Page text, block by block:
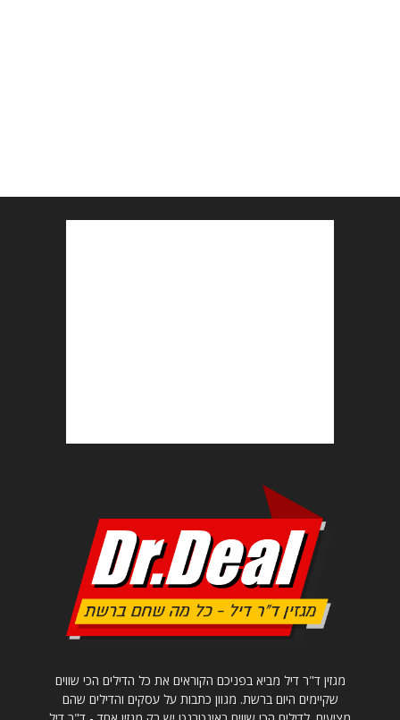
מגזין ד"ר דיל מביא בפניכם הקוראים את כל הדילים הכי שווים
שקיימים היום ברשת. מגוון כתבות על עסקים והדילים שהם